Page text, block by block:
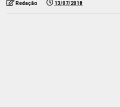
Redação 13/07/2018